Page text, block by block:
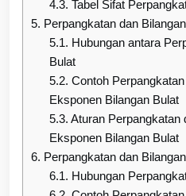
4.3. Tabel Sifat
5. Perpangkatan dan
5.1. Hubungan antara
Bulat
5.2. Contoh
Eksponen Bilangan Bulat
5.3. Aturan Perpangkatan
Eksponen Bilangan Bulat
6. Perpangkatan dan
6.1. Hubungan